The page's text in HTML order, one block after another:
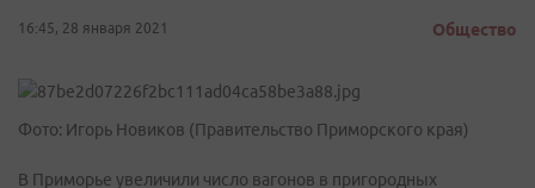
16:45, 28 января 2021 Общество
Фото: Игорь Новиков (Правительство Приморского края)
В Приморье увеличили число вагонов в пригородных